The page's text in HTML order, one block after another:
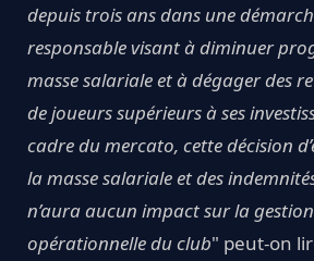
depuis trois ans dans une
responsable visant à diminuer
masse salariale et à dégager des
de joueurs supérieurs à ses
cadre du mercato, cette décision
la masse salariale et des
n’aura aucun impact sur la gestion
opérationnelle du club" peut-on